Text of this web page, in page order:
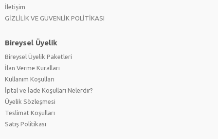
İletişim
GİZLİLİK VE GÜVENLİK POLİTİKASI
Bireysel Üyelik
Bireysel Üyelik Paketleri
İlan Verme Kuralları
Kullanım Koşulları
İptal ve İade Koşulları Nelerdir?
Üyelik Sözleşmesi
Teslimat Koşulları
Satış Politikası